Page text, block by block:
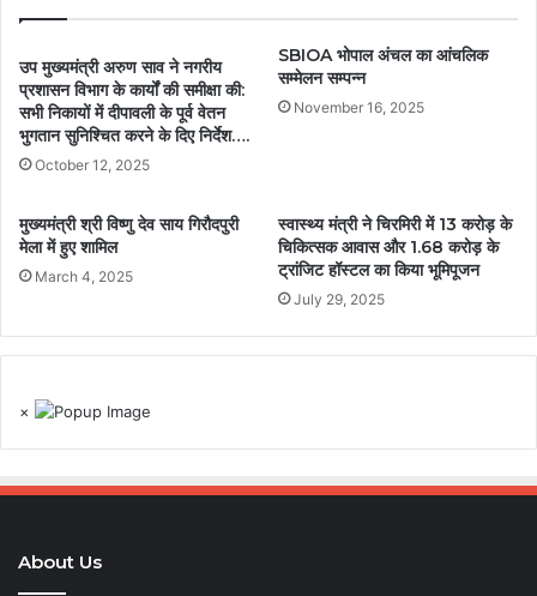
उप मुख्यमंत्री अरुण साव ने नगरीय
प्रशासन विभाग के कार्यों की समीक्षा की:
सभी निकायों में दीपावली के पूर्व वेतन
भुगतान सुनिश्चित करने के दिए निर्देश….
October 12, 2025
SBIOA भोपाल अंचल का आंचलिक
सम्मेलन सम्पन्न
November 16, 2025
मुख्यमंत्री श्री विष्णु देव साय गिरौदपुरी
मेला में हुए शामिल
March 4, 2025
स्वास्थ्य मंत्री ने चिरमिरी में 13 करोड़ के
चिकित्सक आवास और 1.68 करोड़ के
ट्रांजिट हॉस्टल का किया भूमिपूजन
July 29, 2025
×
About Us